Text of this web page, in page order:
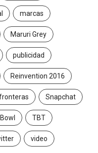
marcas
Maruri Grey
publicidad
Reinvention 2016
Snapchat
TBT
video